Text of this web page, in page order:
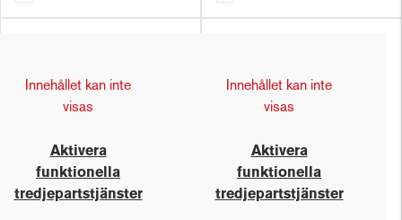
Innehållet kan inte
visas
Aktivera
funktionella
tredjepartstjänster
Innehållet kan inte
visas
Aktivera
funktionella
tredjepartstjänster